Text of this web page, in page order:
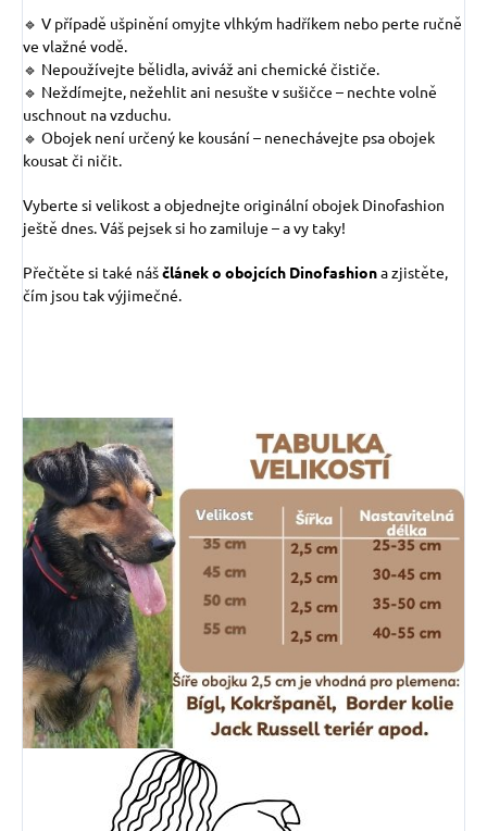
🔹 V případě ušpinění omyjte vlhkým hadříkem nebo perte ručně
ve vlažné vodě.
🔹 Nepoužívejte bělidla, aviváž ani chemické čističe.
🔹 Neždímejte, nežehlit ani nesušte v sušičce – nechte volně
uschnout na vzduchu.
🔹 Obojek není určený ke kousání – nenechávejte psa obojek
kousat či ničit.
Vyberte si velikost a objednejte originální obojek Dinofashion
ještě dnes. Váš pejsek si ho zamiluje – a vy taky!
Přečtěte si také náščlánek o obojcích Dinofashiona zjistěte,
čím jsou tak výjimečné.